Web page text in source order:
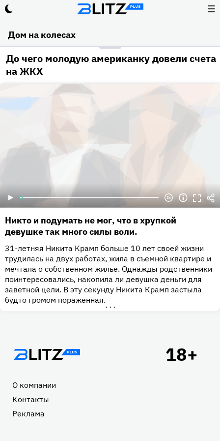
☰
Дом на колесах
До чего молодую американку довели счета
на ЖКХ
Никто и подумать не мог, что в хрупкой
девушке так много силы воли.
31-летняя Никита Крамп больше 10 лет своей жизни
трудилась на двух работах, жила в съемной квартире и
мечтала о собственном жилье. Однажды родственники
поинтересовались, накопила ли девушка деньги для
заветной цели. В эту секунду Никита Крамп застыла
будто громом пораженная.
•••
Подвал
О компании
Контакты
Реклама